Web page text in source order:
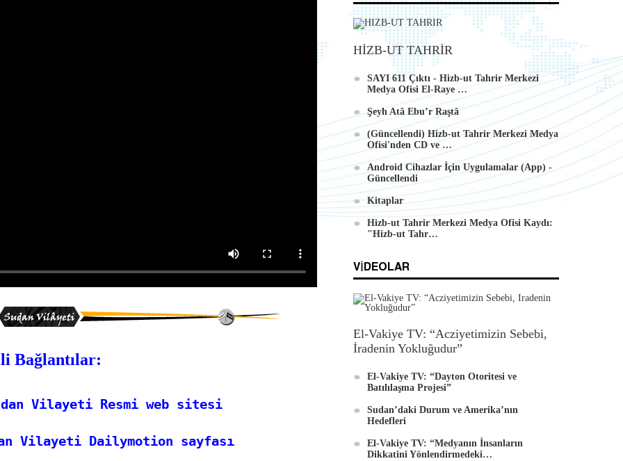
Bağlantılar:
Vilayeti Resmi web sitesi
Vilayeti Dailymotion sayfası
Al-Raya Gazetesi Yeniden Yayında
Hizb-ut Tahrir Merkezi Medya Ofisi'nden
DVD'ler
Android İçin Yeni El-Waie Dergisi
Uygulaması
HİZB-UT TAHRİR
SAYI 611 Çıktı - Hizb-ut Tahrir Merkezi
Medya Ofisi El-Raye …
Şeyh Atâ Ebu’r Raştâ
(Güncellendi) Hizb-ut Tahrir Merkezi Medya
Ofisi'nden CD ve …
Android Cihazlar İçin Uygulamalar (App) -
Güncellendi
Kitaplar
Hizb-ut Tahrir Merkezi Medya Ofisi Kaydı:
"Hizb-ut Tahr…
VIDEOLAR
El-Vakiye TV: “Acziyetimizin Sebebi,
İradenin Yokluğudur”
El-Vakiye TV: “Dayton Otoritesi ve
Batılılaşma Projesi”
Sudan’daki Durum ve Amerika’nın
Hedefleri
El-Vakiye TV: “Medyanın İnsanların
Dikkatini Yönlendirmedeki…